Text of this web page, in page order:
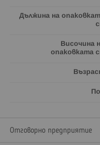
Дължина на
Височина
опаковката
Отговорно предприятие